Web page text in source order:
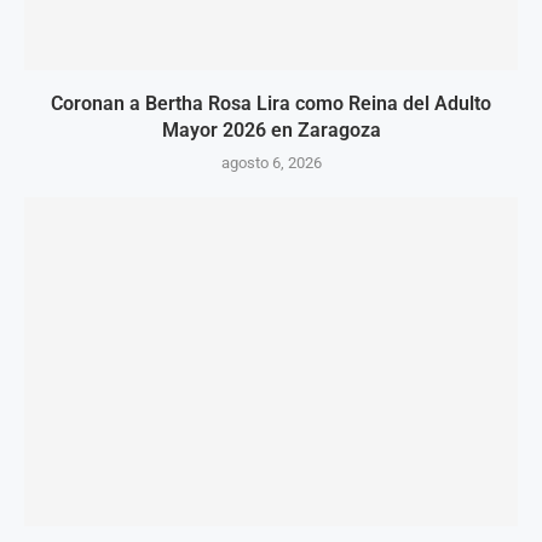
Coronan a Bertha Rosa Lira como Reina del Adulto
Mayor 2026 en Zaragoza
agosto 6, 2026